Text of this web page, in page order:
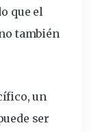
que el
también
un
ser